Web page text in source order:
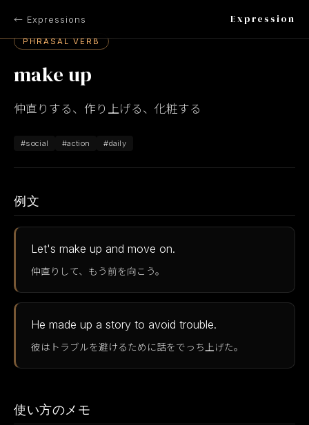
← Expressions Expression
PHRASAL VERB
make up
仲直りする、作り上げる、化粧する
#social #action #daily
例文
Let's make up and move on.
仲直りして、もう前を向こう。
He made up a story to avoid trouble.
彼はトラブルを避けるために話をでっち上げた。
使い方のメモ